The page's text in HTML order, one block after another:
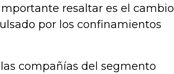
resaltar es el cambio
por los confinamientos
compañías del segmento